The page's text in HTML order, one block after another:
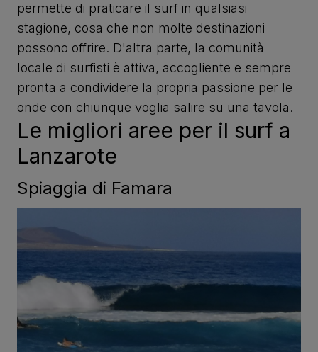
permette di praticare il surf in qualsiasi
stagione, cosa che non molte destinazioni
possono offrire. D'altra parte, la comunità
locale di surfisti è attiva, accogliente e sempre
pronta a condividere la propria passione per le
onde con chiunque voglia salire su una tavola.
Le migliori aree per il surf a
Lanzarote
Spiaggia di Famara